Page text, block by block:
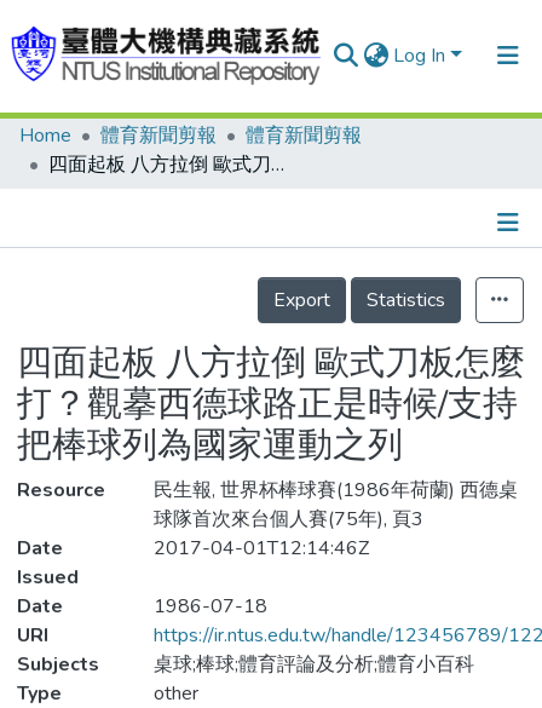
Log In
Communities & Collections
Statistics
Home 體育新聞剪報
體育新聞剪報
四面起板 八方拉倒 歐式刀板怎麼打？觀摹西德球路正是時候/支持把棒球列為國家運動之列
Details
Export
Statistics
四面起板 八方拉倒 歐式刀板怎麼
打？觀摹西德球路正是時候/支持
把棒球列為國家運動之列
Resource
民生報, 世界杯棒球賽(1986年荷蘭) 西德桌
球隊首次來台個人賽(75年), 頁3
Date
Issued
2017-04-01T12:14:46Z
Date
1986-07-18
URI
https://ir.ntus.edu.tw/handle/123456789/
Subjects
桌球;棒球;體育評論及分析;體育小百科
Type
other